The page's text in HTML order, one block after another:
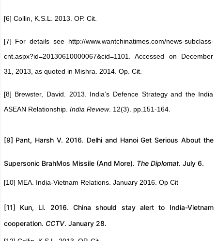
[6] Collin, K.S.L. 2013. OP. Cit.
[7] For details see http://www.wantchinatimes.com/news-subclass-
cnt.aspx?id=20130610000067&cid=1101. Accessed on December
31, 2013, as quoted in Mishra. 2014. Op. Cit.
[8] Brewster, David. 2013. India’s Defence Strategy and the India
ASEAN Relationship. India Review. 12(3). pp.151-164.
[9] Pant, Harsh V. 2016. Delhi and Hanoi Get Serious About the
Supersonic BrahMos Missile (And More). The Diplomat. July 6.
[10] MEA. India-Vietnam Relations. January 2016. Op Cit
[11] Kun, Li. 2016. China should stay alert to India-Vietnam
cooperation. CCTV. January 28.